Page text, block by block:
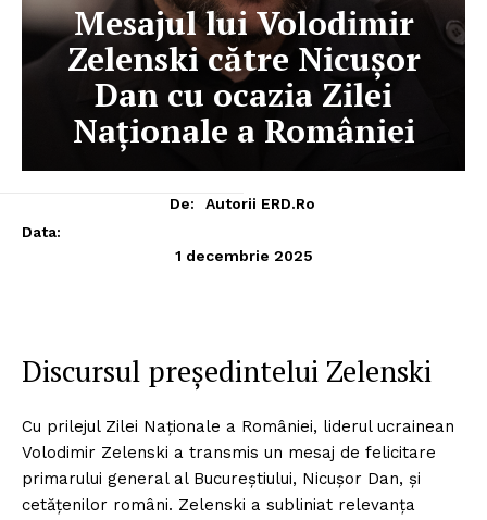
Mesajul lui Volodimir
Zelenski către Nicușor
Dan cu ocazia Zilei
Naționale a României
De:
Autorii ERD.ro
Data:
1 decembrie 2025
Discursul președintelui Zelenski
Cu prilejul Zilei Naționale a României, liderul ucrainean
Volodimir Zelenski a transmis un mesaj de felicitare
primarului general al Bucureștiului, Nicușor Dan, și
cetățenilor români. Zelenski a subliniat relevanța